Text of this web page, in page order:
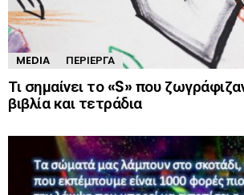
MEDIA ΠΕΡΊΕΡΓΑ
Τι σημαίνει το «S» που
βιβλία και τετράδια